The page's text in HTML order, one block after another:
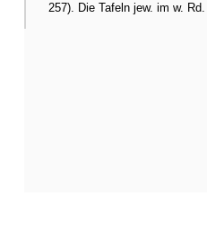
257). Die Tafeln jew. im w.